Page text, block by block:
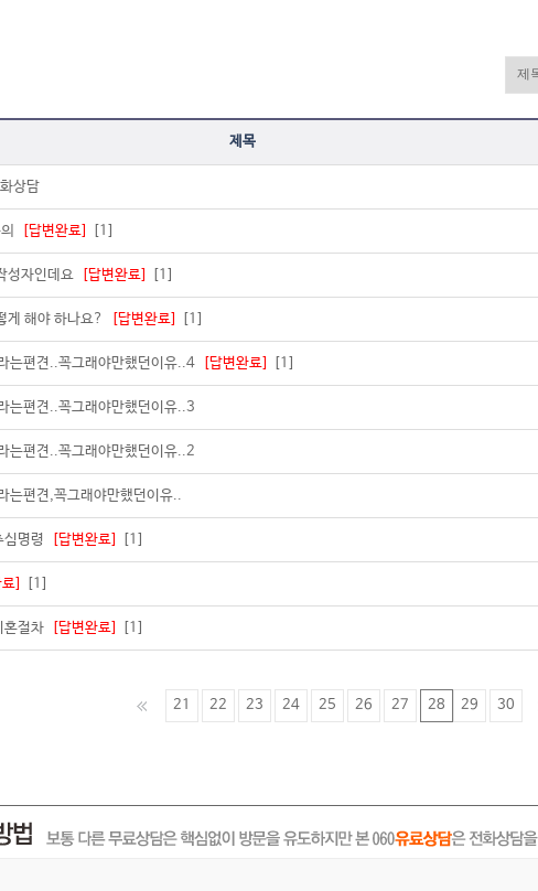
제목
상담
[답변완료] [1]
성자인데요 [답변완료] [1]
게 해야 하나요? [답변완료] [1]
는편견..꼭그래야만했던이유..4 [답변완료] [1]
는편견..꼭그래야만했던이유..3
는편견..꼭그래야만했던이유..2
는편견,꼭그래야만했던이유..
심명령 [답변완료] [1]
] [1]
혼절차 [답변완료] [1]
21 22 23 24 25 26 27 28 29 30